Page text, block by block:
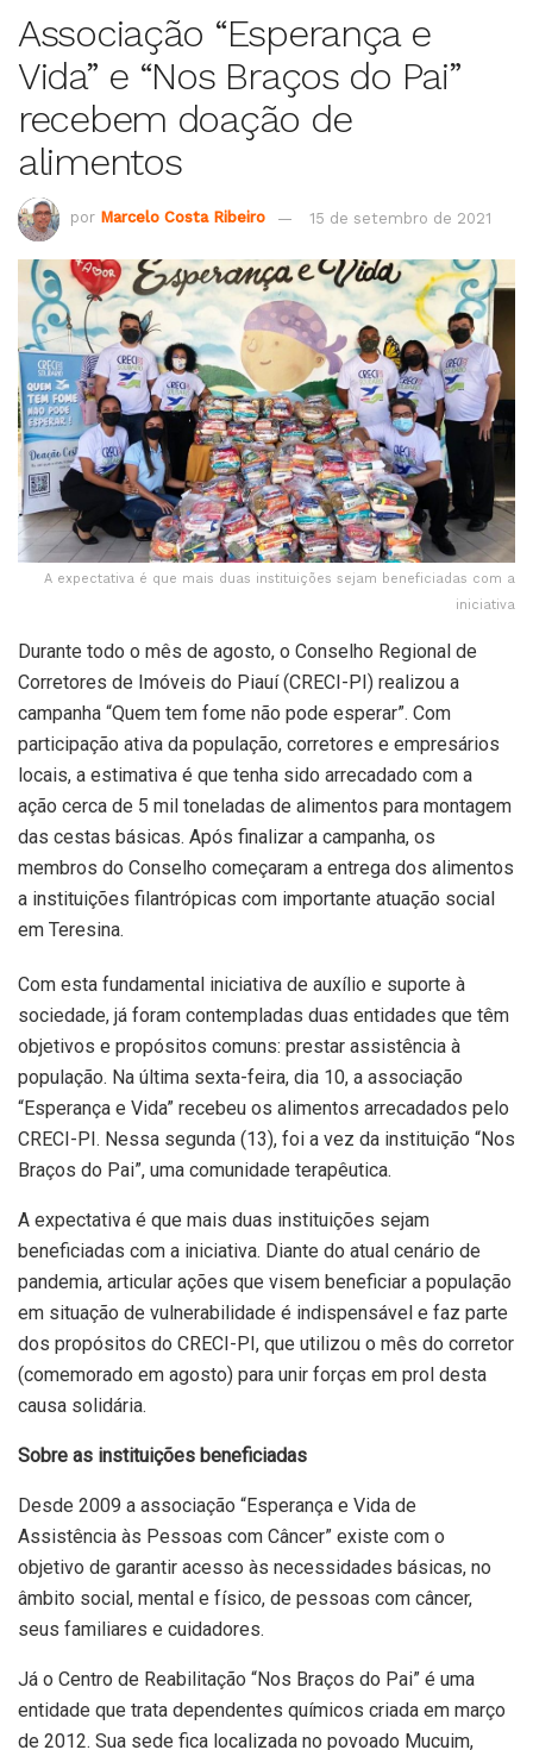
Associação “Esperança e
Vida” e “Nos Braços do Pai”
recebem doação de
alimentos
por Marcelo Costa Ribeiro 15 de setembro de 2021
A expectativa é que mais duas instituições sejam beneficiadas com a
iniciativa
Durante todo o mês de agosto, o Conselho Regional de
Corretores de Imóveis do Piauí (CRECI-PI) realizou a
campanha “Quem tem fome não pode esperar”. Com
participação ativa da população, corretores e empresários
locais, a estimativa é que tenha sido arrecadado com a
ação cerca de 5 mil toneladas de alimentos para montagem
das cestas básicas. Após finalizar a campanha, os
membros do Conselho começaram a entrega dos alimentos
a instituições filantrópicas com importante atuação social
em Teresina.
Com esta fundamental iniciativa de auxílio e suporte à
sociedade, já foram contempladas duas entidades que têm
objetivos e propósitos comuns: prestar assistência à
população. Na última sexta-feira, dia 10, a associação
“Esperança e Vida” recebeu os alimentos arrecadados pelo
CRECI-PI. Nessa segunda (13), foi a vez da instituição “Nos
Braços do Pai”, uma comunidade terapêutica.
A expectativa é que mais duas instituições sejam
beneficiadas com a iniciativa. Diante do atual cenário de
pandemia, articular ações que visem beneficiar a população
em situação de vulnerabilidade é indispensável e faz parte
dos propósitos do CRECI-PI, que utilizou o mês do corretor
(comemorado em agosto) para unir forças em prol desta
causa solidária.
Sobre as instituições beneficiadas
Desde 2009 a associação “Esperança e Vida de
Assistência às Pessoas com Câncer” existe com o
objetivo de garantir acesso às necessidades básicas, no
âmbito social, mental e físico, de pessoas com câncer,
seus familiares e cuidadores.
Já o Centro de Reabilitação “Nos Braços do Pai” é uma
entidade que trata dependentes químicos criada em março
de 2012. Sua sede fica localizada no povoado Mucuim,